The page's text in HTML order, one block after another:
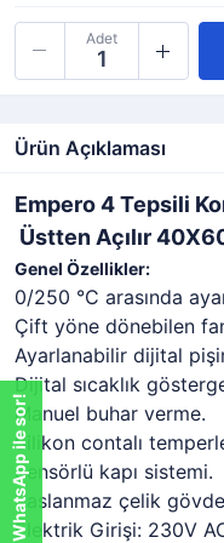
Adet
Ürün Açıklaması
Empero 4 Tepsili
Üstten Açılır
Genel Özellikler:
0/250 °C arasında
Çift yöne dönebilen fan
Ayarlanabilir dijital
Dijital sıcaklık
Manuel buhar verme.
Silikon contalı
Sensörlü kapı sistemi.
Paslanmaz çelik gövde
Elektrik Girişi: 230V
WhatsApp ile sor!